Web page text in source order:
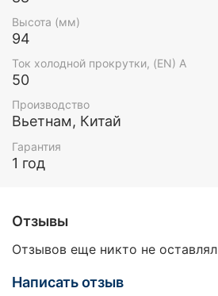
Высота (мм)
94
Ток холодной прокрутки, (EN) А
50
Производство
Вьетнам, Китай
Гарантия
1 год
Отзывы
Отзывов еще никто не оставлял
Написать отзыв